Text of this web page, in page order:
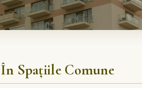
Spațiile Comune